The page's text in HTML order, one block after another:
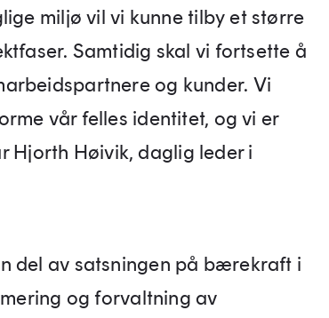
miljø vil vi kunne tilby et større
Samtidig skal vi fortsette å
og kunder. Vi
vår felles identitet, og vi er
Hjorth Høivik, daglig leder i
del av satsningen på bærekraft i
og forvaltning av